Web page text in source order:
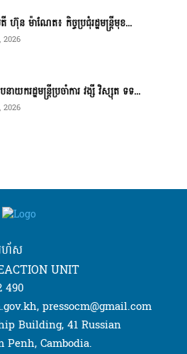
ហ៊ុន ម៉ាណែត៖ កិច្ចប្រជុំរដ្ឋមន្ត្រីមុខ...
2026
ាយករដ្ឋមន្ត្រីប្រចាំការ វង្សី វិស្សុត ទទ...
2026
រហ័ស
UNIT
490
pressocm@gmail.com
Building, 41 Russian
Cambodia.